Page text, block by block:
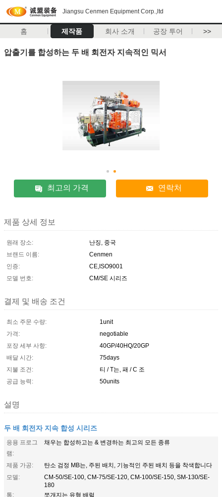
Jiangsu Cenmen Equipment Corp.,ltd
홈 제작품 회사 소개 공장 투어 >>
압출기를 합성하는 두 배 회전자 지속적인 믹서
최고의 가격 연락처
제품 상세 정보
원래 장소:
난징, 중국
브랜드 이름:
Cenmen
인증:
CE,ISO9001
모델 번호:
CM/SE 시리즈
결제 및 배송 조건
최소 주문 수량:
1unit
가격:
negotiable
포장 세부 사항:
40GP/40HQ/20GP
배달 시간:
75days
지불 조건:
티 / T는, 패 / C 조
공급 능력:
50units
설명
두 배 회전자 지속 합성 시리즈
응용 프로그
램:
채우는 합성하고는 & 변경하는 최고의 모든 종류
제품 가공:
탄소 검정 MB는, 주된 배치, 기능적인 주된 배치 등을 착색합니다
모델:
CM-50/SE-100, CM-75/SE-120, CM-100/SE-150, SM-130/SE-
180
통:
쪼개지는 유형 배럴